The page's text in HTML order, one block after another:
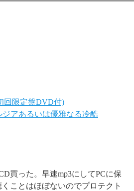
回限定盤DVD付)
アあるいは優雅なる冷酷
買った。早速mp3にしてPCに保
ことはほぼないのでプロテクト